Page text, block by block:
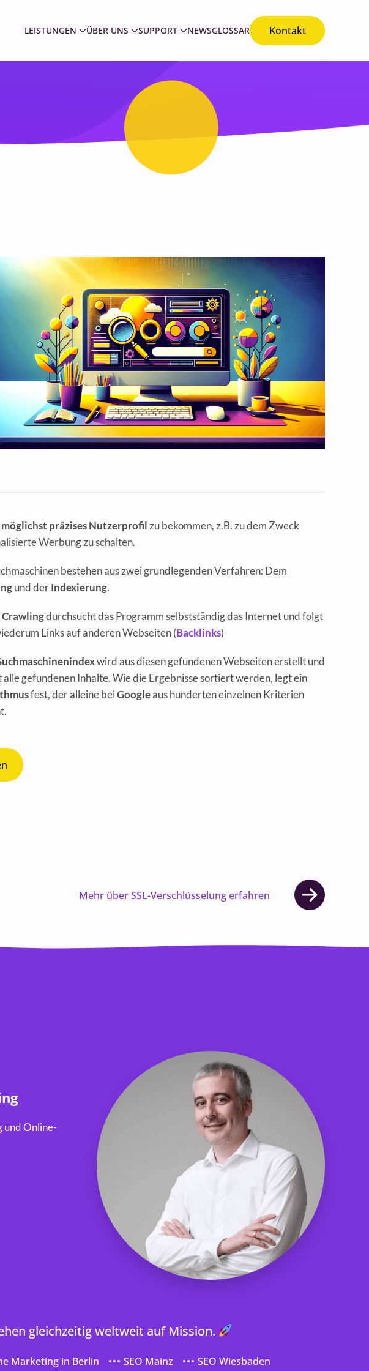
LEISTUNGEN ÜBER UNS SUPPORT NEWSGLOSSAR Kontakt
möglichst präzises Nutzerprofilzu bekommen, z.B. zu dem Zweck
Werbung zu schalten.
bestehen aus zwei grundlegenden Verfahren: Dem
und derIndexierung.
Crawlingdurchsucht das Programm selbstständig das Internet und folgt
Links auf anderen Webseiten (Backlinks)
wird aus diesen gefundenen Webseiten erstellt und
alle gefundenen Inhalte. Wie die Ergebnisse sortiert werden, legt ein
fest, der alleine beiGoogleaus hunderten einzelnen Kriterien
Mehr über SSL-Verschlüsselung erfahren
und Online-
gleichzeitig weltweit auf Mission.
Marketing in Berlin SEO Mainz SEO Wiesbaden